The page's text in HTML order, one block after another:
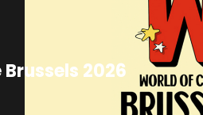
2026